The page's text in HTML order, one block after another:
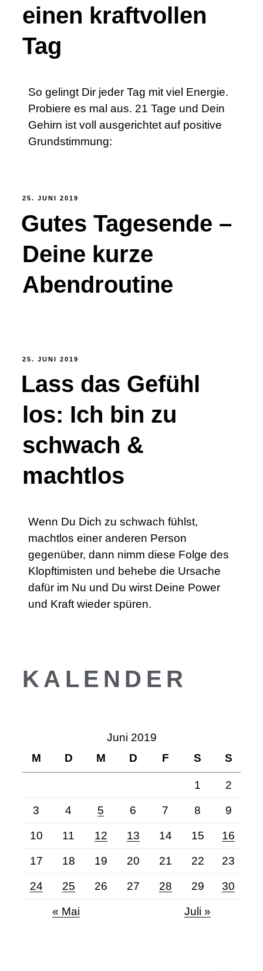
einen kraftvollen
Tag
So gelingt Dir jeder Tag mit viel Energie.
Probiere es mal aus. 21 Tage und Dein
Gehirn ist voll ausgerichtet auf positive
Grundstimmung:
25. JUNI 2019
Gutes Tagesende –
Deine kurze
Abendroutine
25. JUNI 2019
Lass das Gefühl
los: Ich bin zu
schwach &
machtlos
Wenn Du Dich zu schwach fühlst,
machtlos einer anderen Person
gegenüber, dann nimm diese Folge des
Klopftimisten und behebe die Ursache
dafür im Nu und Du wirst Deine Power
und Kraft wieder spüren.
KALENDER
Juni 2019
M
D M D F S S
1 2
3 4 5 6 7 8 9
10 11 12 13 14 15 16
17 18 19 20 21 22 23
24 25 26 27 28 29 30
« Mai Juli »
Kundenbewertungen und Erfahrungen zu
Tina Husemann
ProvenExpert.com